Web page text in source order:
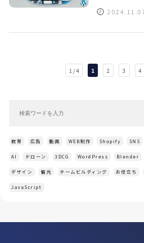
1 / 4 1 2 3 4
教育 広告 動画 WEB制作 Shopify SNS
AI ドローン 3DCG WordPress Blender
デザイン 観光 チームビルディング お役立ち
JavaScript